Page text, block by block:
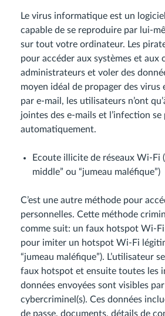
Le virus informatique est un
capable de se reproduire par lui-
sur tout votre ordinateur. Les
pour accéder aux systèmes et aux
administrateurs et voler des
moyen idéal de propager des virus
par e-mail, les utilisateurs n’ont
jointes des e-mails et l’infection
automatiquement.
Ecoute illicite de réseaux Wi-Fi
middle” ou “jumeau maléfique”)
C’est une autre méthode pour
personnelles. Cette méthode
comme suit: un faux hotspot Wi-Fi
pour imiter un hotspot Wi-Fi
“jumeau maléfique”). L’utilisateur
faux hotspot et ensuite toutes les
données envoyées sont visibles par
cybercriminel(s). Ces données
de passe, documents, détails de